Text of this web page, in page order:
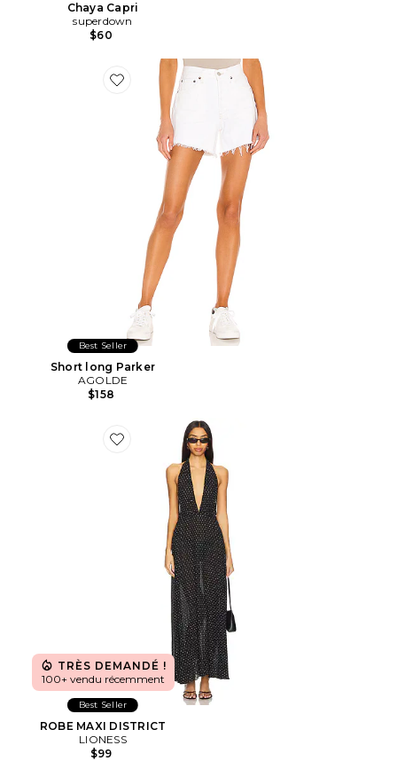
Chaya Capri
superdown
$60
Favorite Short long Parker
Best Seller
Short long Parker
AGOLDE
$158
Favorite ROBE MAXI DISTRICT
TRÈS DEMANDÉ !
100+ vendu récemment
Best Seller
ROBE MAXI DISTRICT
LIONESS
$99